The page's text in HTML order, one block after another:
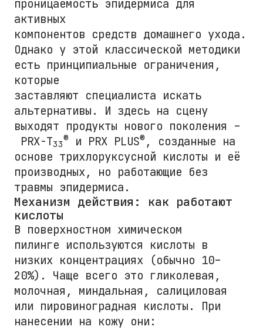
проницаемость эпидермиса для
активных
компонентов средств домашнего ухода.
Однако у этой классической методики
есть принципиальные ограничения,
которые
заставляют специалиста искать
альтернативы. И здесь на сцену
выходят продукты нового поколения –
PRX-T33
® и PRX PLUS® , созданные на
основе трихлоруксусной кислоты и её
производных, но работающие без
травмы эпидермиса.
Механизм действия: как работают
кислоты
В поверхностном химическом
пилинге используются кислоты в
низких концентрациях (обычно 10–
20%). Чаще всего это гликолевая,
молочная, миндальная, салициловая
или пировиноградная кислоты. При
нанесении на кожу они: